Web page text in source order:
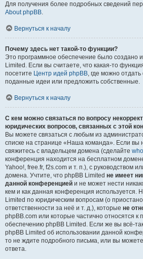
Для получения более подробных сведений
About phpBB.
Вернуться к началу
Почему здесь нет такой-то функции?
Это программное обеспечение было создано
Limited. Если вы считаете, что какая-то
посетите Центр идей phpBB, где можно отдать
поданные идеи или предложить собственные.
Вернуться к началу
С кем можно связаться по вопросу
юридических вопросов, связанных с этой
Вы можете связаться с любым из
списке на странице «Наша команда». Если вы
свяжитесь с владельцем домена (сделайте
конференция находится на бесплатном
Yahoo!, free.fr, f2s.com и т. п.), с руководством
домена. Учтите, что phpBB Limited не имеет
данной конференцией и не может нести
кем и как данная конференция используется.
Limited по юридическим вопросам (о
ответственности за неё и т. д.), которые не
phpBB.com или которые частично относятся к
обеспечению phpBB Limited. Если же вы всё-
phpBB Limited об использовании данной
то не ждите подробного письма, или вы
ответа.